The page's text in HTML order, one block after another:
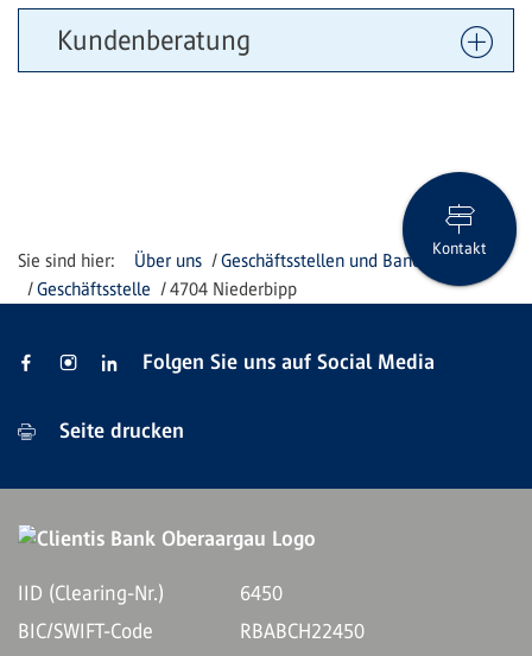
Kundenberatung
Über uns
Geschäftsstellen und Bancomaten
Geschäftsstelle
4704 Niederbipp
Kontakt
Folgen Sie uns auf Social Media
Seite drucken
IID (Clearing-Nr.)
6450
BIC/SWIFT-Code
RBABCH22450